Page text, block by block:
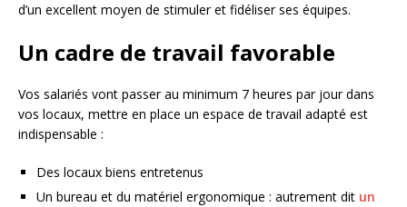
d’un excellent moyen de stimuler et fidéliser ses équipes.
Un cadre de travail favorable
Vos salariés vont passer au minimum 7 heures par jour dans
vos locaux, mettre en place un espace de travail adapté est
indispensable :
Des locaux biens entretenus
Un bureau et du matériel ergonomique : autrement dit un